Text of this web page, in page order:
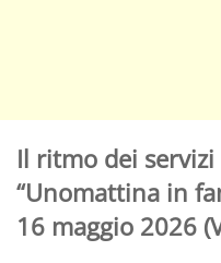
Il ritmo dei
“Unomattina in
16 maggio 2026